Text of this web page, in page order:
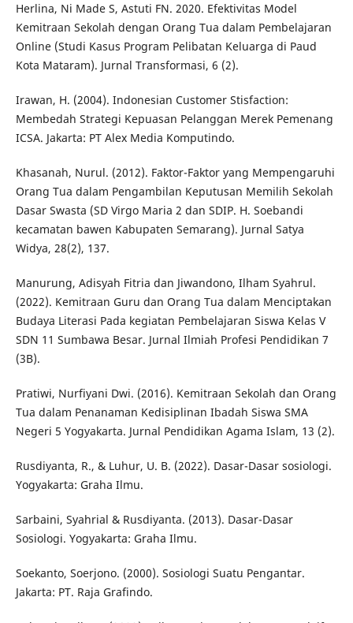
Herlina, Ni Made S, Astuti FN. 2020. Efektivitas Model
Kemitraan Sekolah dengan Orang Tua dalam Pembelajaran
Online (Studi Kasus Program Pelibatan Keluarga di Paud
Kota Mataram). Jurnal Transformasi, 6 (2).
Irawan, H. (2004). Indonesian Customer Stisfaction:
Membedah Strategi Kepuasan Pelanggan Merek Pemenang
ICSA. Jakarta: PT Alex Media Komputindo.
Khasanah, Nurul. (2012). Faktor-Faktor yang Mempengaruhi
Orang Tua dalam Pengambilan Keputusan Memilih Sekolah
Dasar Swasta (SD Virgo Maria 2 dan SDIP. H. Soebandi
kecamatan bawen Kabupaten Semarang). Jurnal Satya
Widya, 28(2), 137.
Manurung, Adisyah Fitria dan Jiwandono, Ilham Syahrul.
(2022). Kemitraan Guru dan Orang Tua dalam Menciptakan
Budaya Literasi Pada kegiatan Pembelajaran Siswa Kelas V
SDN 11 Sumbawa Besar. Jurnal Ilmiah Profesi Pendidikan 7
(3B).
Pratiwi, Nurfiyani Dwi. (2016). Kemitraan Sekolah dan Orang
Tua dalam Penanaman Kedisiplinan Ibadah Siswa SMA
Negeri 5 Yogyakarta. Jurnal Pendidikan Agama Islam, 13 (2).
Rusdiyanta, R., & Luhur, U. B. (2022). Dasar-Dasar sosiologi.
Yogyakarta: Graha Ilmu.
Sarbaini, Syahrial & Rusdiyanta. (2013). Dasar-Dasar
Sosiologi. Yogyakarta: Graha Ilmu.
Soekanto, Soerjono. (2000). Sosiologi Suatu Pengantar.
Jakarta: PT. Raja Grafindo.